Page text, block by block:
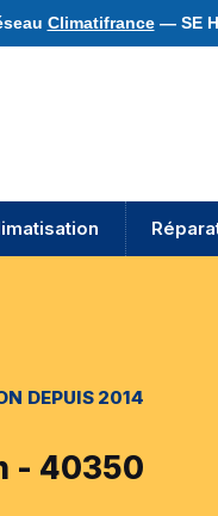
Climatifrance— SE
DEPUIS 2014
- 40350